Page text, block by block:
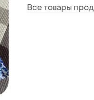
Все товары